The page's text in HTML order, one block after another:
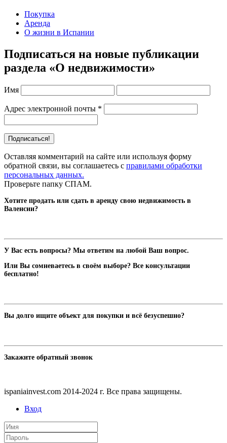
Покупка
Аренда
О жизни в Испании
Подписаться на новые публикации
раздела «О недвижимости»
Имя
Адрес электронной почты *
Оставляя комментарий на сайте или используя форму
обратной связи, вы соглашаетесь с правилами обработки
персональных данных.
Проверьте папку СПАМ.
Хотите продать или сдать в аренду свою недвижимость в
Валенсии?
У Вас есть вопросы? Мы ответим на любой Ваш вопрос.
Или Вы сомневаетесь в своём выборе? Все консультации
бесплатно!
Вы долго ищите объект для покупки и всё безуспешно?
Закажите обратный звонок
ispaniainvest.com 2014-2024 г. Все права защищены.
Вход